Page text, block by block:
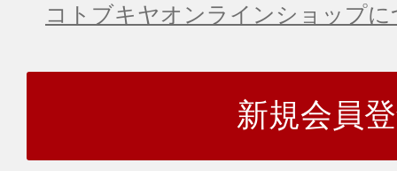
コトブキヤオンラインショップ